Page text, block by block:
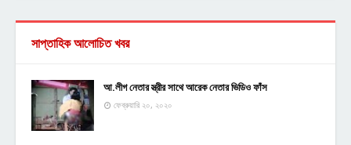
সাপ্তাহিক আলোচিত খবর
আ.লীগ নেতার স্ত্রীর সাথে আরেক নেতার ভিডিও ফাঁস
ফেব্রুয়ারি ২০, ২০২০